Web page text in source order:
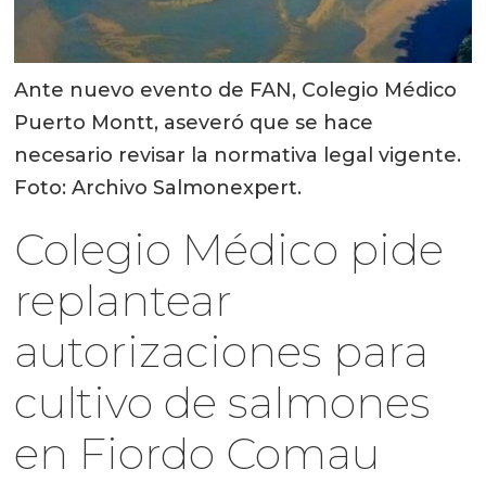
Ante nuevo evento de FAN, Colegio Médico
Puerto Montt, aseveró que se hace
necesario revisar la normativa legal vigente.
Foto: Archivo Salmonexpert.
Colegio Médico pide
replantear
autorizaciones para
cultivo de salmones
en Fiordo Comau